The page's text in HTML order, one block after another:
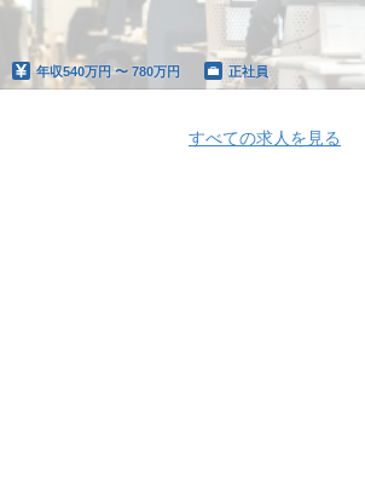
年収540万円 〜 780万円 正社員
すべての求人を見る